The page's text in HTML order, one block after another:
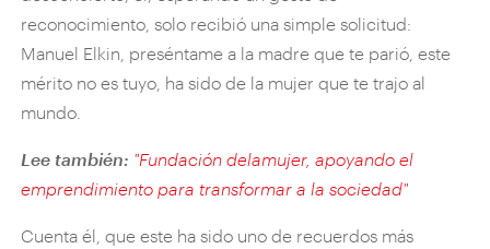
reconocimiento, solo recibió una simple solicitud:
Manuel Elkin, preséntame a la madre que te parió, este
mérito no es tuyo, ha sido de la mujer que te trajo al
mundo.
Lee también: "Fundación delamujer, apoyando el
emprendimiento para transformar a la sociedad"
Cuenta él, que este ha sido uno de recuerdos más